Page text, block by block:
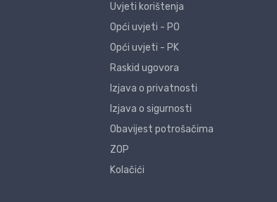
Uvjeti korištenja
Opći uvjeti - PO
Opći uvjeti - PK
Raskid ugovora
Izjava o privatnosti
Izjava o sigurnosti
Obavijest potrošačima
ZOP
Kolačići